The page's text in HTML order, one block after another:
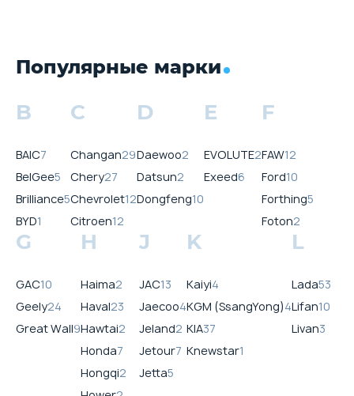
Популярные марки
B
BAIC7
BelGee5
Brilliance5
BYD1
C
Changan29
Chery27
Chevrolet12
Citroen12
D
Daewoo2
Datsun2
Dongfeng10
E
EVOLUTE2
Exeed6
F
FAW12
Ford10
Forthing5
Foton2
G
GAC10
Geely24
Great Wall9
H
Haima2
Haval23
Hawtai2
Honda7
Hongqi2
J
JAC13
Jaecoo4
Jeland2
Jetour7
Jetta5
K
Kaiyi4
KGM (SsangYong)4
KIA37
Knewstar1
L
Lada53
Lifan10
Livan3